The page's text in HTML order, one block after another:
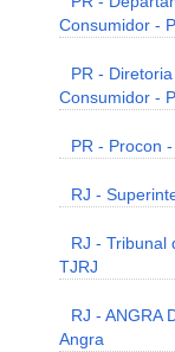
Consumidor -
PR -
Consumidor -
PR - Procon
RJ -
RJ - Tribunal
TJRJ
RJ - ANGRA
Angra